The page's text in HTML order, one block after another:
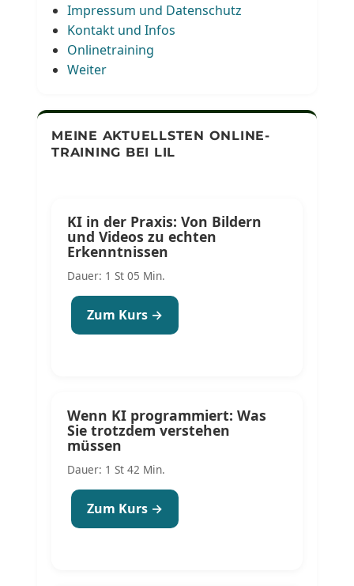
Impressum und Datenschutz
Kontakt und Infos
Onlinetraining
Weiter
MEINE AKTUELLSTEN ONLINE-
TRAINING BEI LIL
KI in der Praxis: Von Bildern
und Videos zu echten
Erkenntnissen
Dauer: 1 St 05 Min.
Zum Kurs →
Wenn KI programmiert: Was
Sie trotzdem verstehen
müssen
Dauer: 1 St 42 Min.
Zum Kurs →